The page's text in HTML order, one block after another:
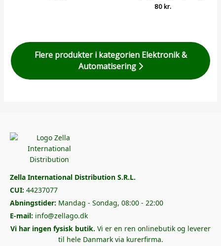
80kr.
Flere produkter i kategorien Elektronik &
Automatisering
Zella International Distribution S.R.L.
CUI: 44237077
Abningstider: Mandag - Sondag, 08:00 - 22:00
E-mail: info@zellago.dk
Vi har ingen fysisk butik. Vi er en ren onlinebutik og leverer
til hele Danmark via kurerfirma.